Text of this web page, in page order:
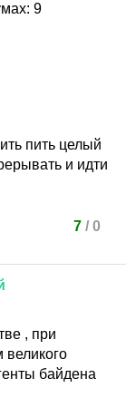
пить целый
и идти
7/ 0
, при
великого
байдена